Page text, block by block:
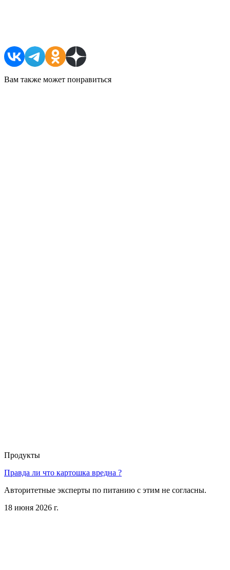
Вам также может понравиться
Продукты
Правда ли что картошка вредна ?
Авторитетные эксперты по питанию с этим не согласны.
18 июня 2026 г.